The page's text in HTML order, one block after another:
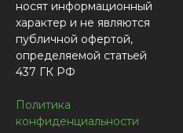
носят информационный
характер и не являются
публичной офертой,
определяемой статьей
437 ГК РФ
Политика
конфиденциальности